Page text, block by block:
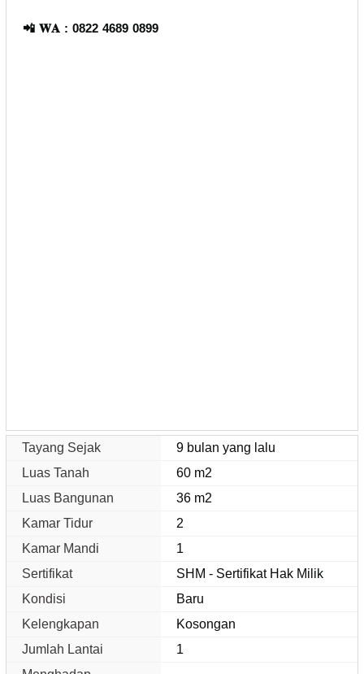
📲 𝐖𝐀 : 0822 4689 0899
Tayang Sejak
9 bulan yang lalu
Luas Tanah
60 m2
Luas Bangunan
36 m2
Kamar Tidur
2
Kamar Mandi
1
Sertifikat
SHM - Sertifikat Hak Milik
Kondisi
Baru
Kelengkapan
Kosongan
Jumlah Lantai
1